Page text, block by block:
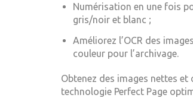
Numérisation en une fois
gris/noir et blanc ;
Améliorez l’OCR des
couleur pour l’archivage.
Obtenez des images nettes
technologie Perfect Page